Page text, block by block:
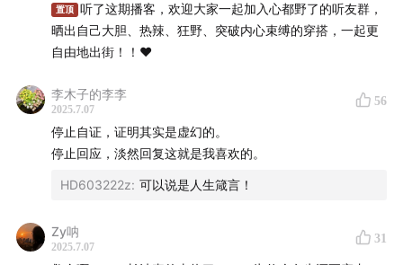
听不见自己内心的声音。渐渐地，你根本不知道自己“想穿
什么”。
我们不仅要对外界肮脏的凝视说不，也要释放自己内心的
声音，听一听自己到底喜欢什么，渴望什么。不要再压抑
自己，质疑自己，解构自己，而是去实现自己。
我们是野人，我们永远是自由的。
👀注意：本期将有两人穿比基尼上街！
【听友群】
置顶
听了这期播客，欢迎大家一起加入心都野了的听友群，
晒出自己大胆、热辣、狂野、突破内心束缚的穿搭，一起更
自由地出街！！❤️
李木子的李李
2025.7.07
56
停止自证，证明其实是虚幻的。
停止回应，淡然回复这就是我喜欢的。
HD603222z: 可以说是人生箴言！
Zy呐
2025.7.07
31